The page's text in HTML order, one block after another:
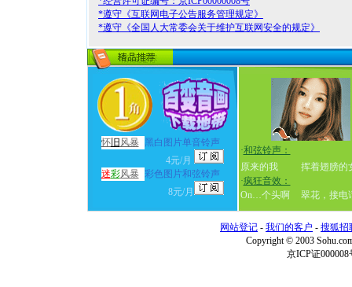
*遵守《互联网电子公告服务管理规定》
*遵守《全国人大常委会关于维护互联网安全的规定》
怀旧 风暴
黑白图片单音铃声
4元/月
迷彩风暴 彩色图片和弦铃声
8元/月
·和弦铃声：
原来的我
挥着翅膀的
·疯狂音效：
On…个头啊
翠花，接
网站登记 - 我们的客户 - 搜狐招
Copyright © 2003
京ICP证